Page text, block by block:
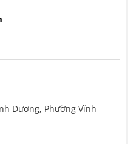
Dương, Phường Vĩnh